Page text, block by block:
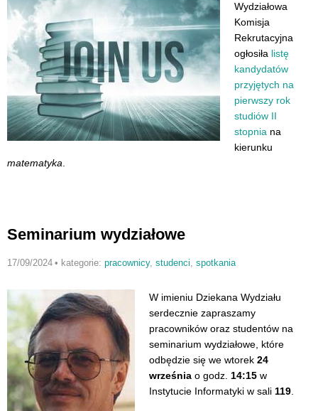
Wydziałowa
Komisja
Rekrutacyjna
ogłosiła listę
kandydatów
przyjętych na
pierwszy rok
studiów II
stopnia na
kierunku
matematyka.
Seminarium wydziałowe
17/09/2024 • kategorie: pracownicy, studenci spotkania
W imieniu Dziekana Wydziału
serdecznie zapraszamy
pracowników oraz studentów na
seminarium wydziałowe, które
odbędzie się we wtorek 24
września o godz. 14:15 w
Instytucie Informatyki w sali 119